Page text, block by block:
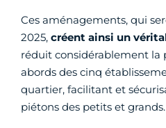
Ces aménagements, qui
2025, créent ainsi un
réduit considérablement la
abords des cinq
quartier, facilitant et
piétons des petits et grands.